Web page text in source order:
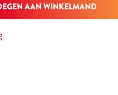
AAN WINKELMAND